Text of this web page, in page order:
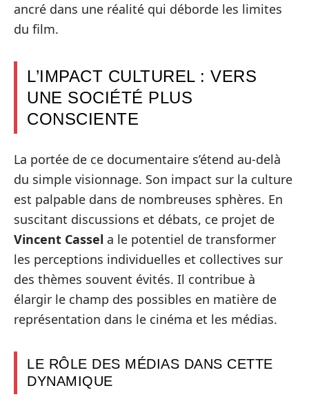
ancré dans une réalité qui déborde les limites
du film.
L’IMPACT CULTUREL : VERS
UNE SOCIÉTÉ PLUS
CONSCIENTE
La portée de ce documentaire s’étend au-delà
du simple visionnage. Son impact sur la culture
est palpable dans de nombreuses sphères. En
suscitant discussions et débats, ce projet de
Vincent Cassel a le potentiel de transformer
les perceptions individuelles et collectives sur
des thèmes souvent évités. Il contribue à
élargir le champ des possibles en matière de
représentation dans le cinéma et les médias.
LE RÔLE DES MÉDIAS DANS CETTE
DYNAMIQUE